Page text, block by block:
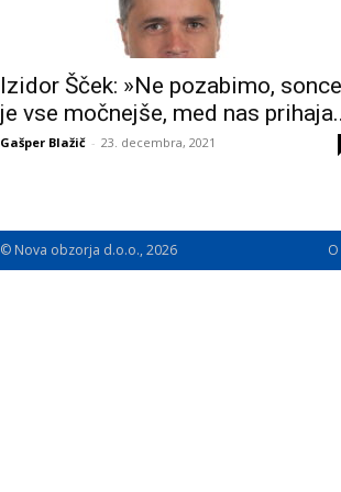
Izidor Šček: »Ne pozabimo, sonce
je vse močnejše, med nas
Gašper Blažič - 23. decembra, 2021
© Nova obzorja d.o.o., 2026